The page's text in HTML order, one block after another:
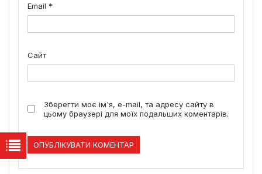
Email *
Сайт
Зберегти моє ім'я, e-mail, та адресу сайту в
цьому браузері для моїх подальших коментарів.